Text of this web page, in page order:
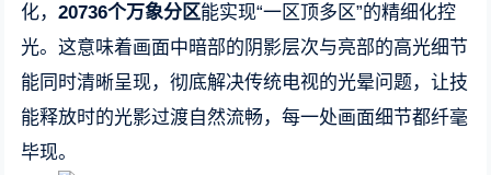
化，20736个万象分区能实现“一区顶多区”的精细化控
光。这意味着画面中暗部的阴影层次与亮部的高光细节
能同时清晰呈现，彻底解决传统电视的光晕问题，让技
能释放时的光影过渡自然流畅，每一处画面细节都纤毫
毕现。